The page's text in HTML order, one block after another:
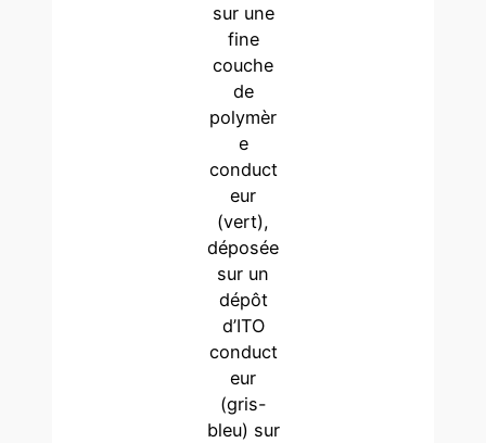
sur une
fine
couche
de
polymèr
e
conduct
eur
(vert),
déposée
sur un
dépôt
d’ITO
conduct
eur
(gris-
bleu) sur